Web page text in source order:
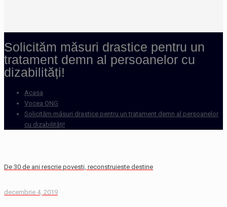
Solicităm măsuri drastice pentru un
tratament demn al persoanelor cu
dizabilități!
Acasa
Vocea ONG
Solicităm măsuri drastice pentru un tratament demn al persoanelor
cu dizabilități!
De 30 de ani rescrie povesti, reconstruieste destine
decembrie 4, 2019